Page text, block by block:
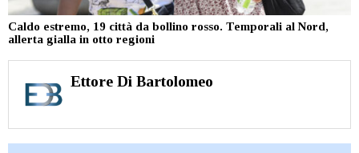
Caldo estremo, 19 città da bollino rosso. Temporali al Nord,
allerta gialla in otto regioni
Ettore Di Bartolomeo